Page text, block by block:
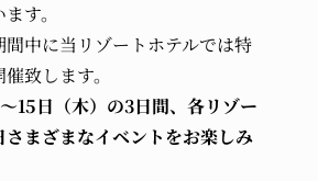
す。
間中に当リゾートホテルでは特
致します。
15日（木）の3日間、各リゾー
さまざまなイベントをお楽しみ